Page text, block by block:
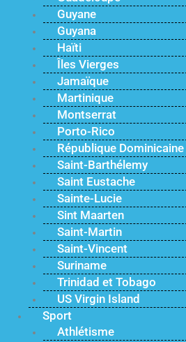
Guyane
Guyana
Haïti
Îles Vierges
Jamaïque
Martinique
Montserrat
Porto-Rico
République Dominicaine
Saint-Barthélemy
Saint Eustache
Sainte-Lucie
Sint Maarten
Saint-Martin
Saint-Vincent
Suriname
Trinidad et Tobago
US Virgin Island
Sport
Athlétisme